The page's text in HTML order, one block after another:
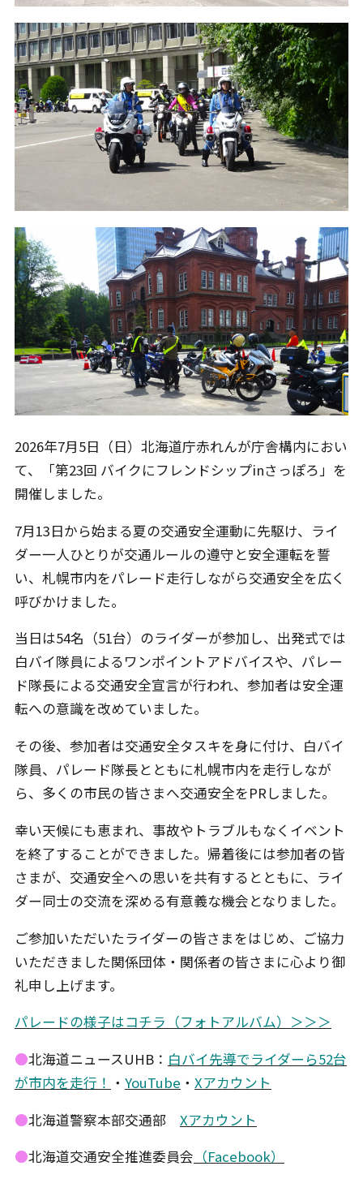
2026年7月5日（日）北海道庁赤れんが庁舎構内におい
て、「第23回 バイクにフレンドシップinさっぽろ」を
開催しました。
7月13日から始まる夏の交通安全運動に先駆け、ライ
ダー一人ひとりが交通ルールの遵守と安全運転を誓
い、札幌市内をパレード走行しながら交通安全を広く
呼びかけました。
当日は54名（51台）のライダーが参加し、出発式では
白バイ隊員によるワンポイントアドバイスや、パレー
ド隊長による交通安全宣言が行われ、参加者は安全運
転への意識を改めていました。
その後、参加者は交通安全タスキを身に付け、白バイ
隊員、パレード隊長とともに札幌市内を走行しなが
ら、多くの市民の皆さまへ交通安全をPRしました。
幸い天候にも恵まれ、事故やトラブルもなくイベント
を終了することができました。帰着後には参加者の皆
さまが、交通安全への思いを共有するとともに、ライ
ダー同士の交流を深める有意義な機会となりました。
ご参加いただいたライダーの皆さまをはじめ、ご協力
いただきました関係団体・関係者の皆さまに心より御
礼申し上げます。
パレードの様子はコチラ（フォトアルバム）＞＞＞
●北海道ニュースUHB： 白バイ先導でライダーら52台
が市内を走行！ ・ YouTube ・ Xアカウント
●北海道警察本部交通部 Xアカウント
●北海道交通安全推進委員会 （Facebook）